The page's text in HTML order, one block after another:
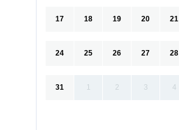
17 18 19 20 21
24 25 26 27 28
31 1 2 3 4